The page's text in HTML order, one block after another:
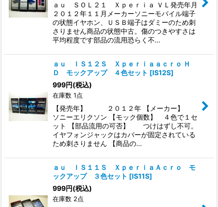
ａｕ ＳＯＬ２１ Ｘｐｅｒｉａ ＶＬ発売年月
２０１２年１１月メーカーソニーモバイル端子
の状態イヤホン、ＵＳＢ端子はダミーのため刺
さりません商品の状態中古。傷のつきやすさは
平均程度です部品の流用恐らく不…
ａｕ ＩＳ１２Ｓ Ｘｐｅｒｉａａｃｒｏ Ｈ
Ｄ モックアップ ４色セット [IS12S]
999円(税込)
在庫数 1点
【発売年】 ２０１２年 【メーカー】
ソニーエリクソン 【モック個数】 ４色で１セ
ット 【部品流用の可否】 つけはずし不可。
イヤフォンジャックはカバーが固定されている
ため刺さりません 【商品の…
ａｕ ＩＳ１１Ｓ ＸｐｅｒｉａＡｃｒｏ モ
ックアップ ３色セット [IS11S]
999円(税込)
在庫数 2点